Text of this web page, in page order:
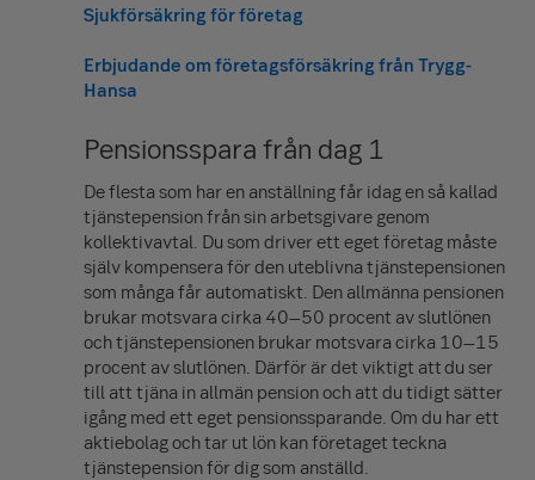
Sjukförsäkring för företag
Erbjudande om företagsförsäkring från Trygg-
Hansa
Pensionsspara från dag 1
De flesta som har en anställning får idag en så kallad
tjänstepension från sin arbetsgivare genom
kollektivavtal. Du som driver ett eget företag måste
själv kompensera för den uteblivna tjänstepensionen
som många får automatiskt. Den allmänna pensionen
brukar motsvara cirka 40–50 procent av slutlönen
och tjänstepensionen brukar motsvara cirka 10–15
procent av slutlönen. Därför är det viktigt att du ser
till att tjäna in allmän pension och att du tidigt sätter
igång med ett eget pensionssparande. Om du har ett
aktiebolag och tar ut lön kan företaget teckna
tjänstepension för dig som anställd.